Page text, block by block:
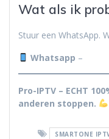
Wat als ik
Stuur een WhatsApp.
Whatsapp –
Pro-IPTV – ECHT
anderen stoppen.
SMARTONE